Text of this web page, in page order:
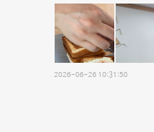
2026-06-26 10:31:50